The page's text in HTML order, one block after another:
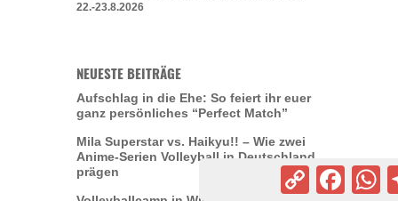
22.-23.8.2026
NEUESTE BEITRÄGE
Aufschlag in die Ehe: So feiert ihr euer
ganz persönliches “Perfect Match”
Mila Superstar vs. Haikyu!! – Wie zwei
Anime-Serien Volleyball in Deutschland
prägen
Copy
Link
Facebook